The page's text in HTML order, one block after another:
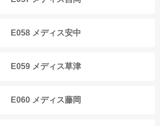
E058 メディス安中
E059 メディス草津
E060 メディス藤岡